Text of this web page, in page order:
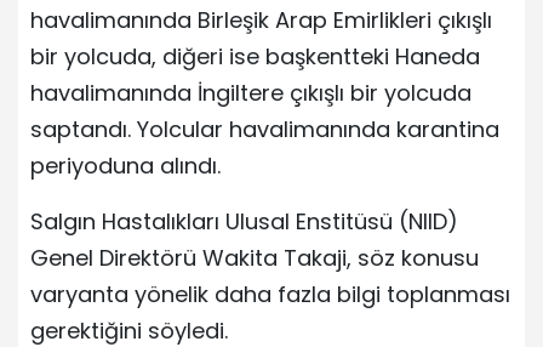
havalimanında Birleşik Arap Emirlikleri çıkışlı
bir yolcuda, diğeri ise başkentteki Haneda
havalimanında İngiltere çıkışlı bir yolcuda
saptandı. Yolcular havalimanında karantina
periyoduna alındı.
Salgın Hastalıkları Ulusal Enstitüsü (NIID)
Genel Direktörü Wakita Takaji, söz konusu
varyanta yönelik daha fazla bilgi toplanması
gerektiğini söyledi.